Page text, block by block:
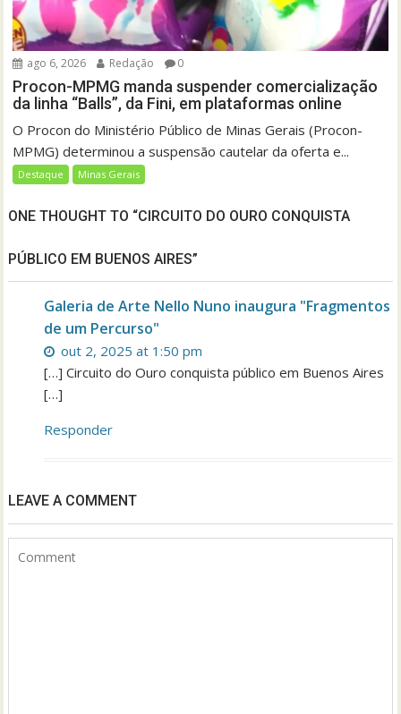
ago 6, 2026 Redação 0
Procon-MPMG manda suspender comercialização
da linha “Balls”, da Fini, em plataformas online
O Procon do Ministério Público de Minas Gerais (Procon-
MPMG) determinou a suspensão cautelar da oferta e...
Destaque Minas Gerais
ONE THOUGHT TO “CIRCUITO DO OURO CONQUISTA
PÚBLICO EM BUENOS AIRES”
Galeria de Arte Nello Nuno inaugura "Fragmentos
de um Percurso"
out 2, 2025 at 1:50 pm
[…] Circuito do Ouro conquista público em Buenos Aires
[…]
Responder
LEAVE A COMMENT